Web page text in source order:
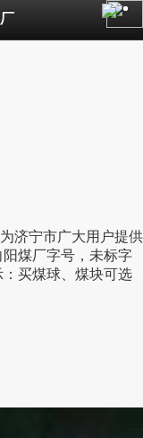
济宁市广大用户提供
煤厂字号，未标字
买煤球、煤块可选